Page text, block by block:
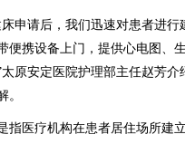
请后，我们迅速对患者进行
便携设备上门，提供心电图、
原安定医院护理部主任赵芳
。
医疗机构在患者居住场所建立